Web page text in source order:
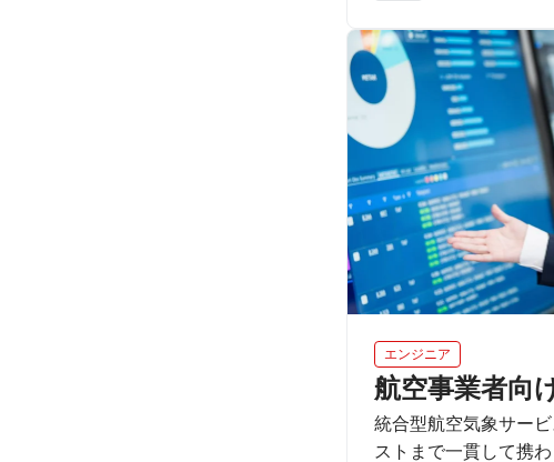
エンジニア
航空事業者向
統合型航空気象サー
ストまで⼀貫して携わ